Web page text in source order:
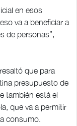
en esos
va a beneficiar a
de personas”,
que para
presupuesto de
también está el
que va a permitir
consumo.